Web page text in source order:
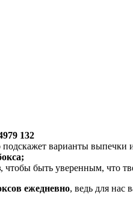
132
подскажет варианты выпечки
, чтобы быть уверенным, что
ежедневно, ведь для нас